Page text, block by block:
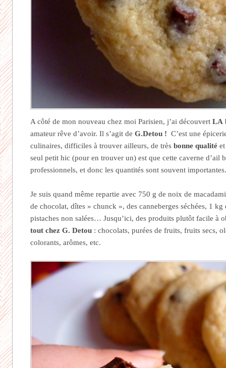
A côté de mon nouveau chez moi Parisien, j’ai découvertLA
amateur rêve d’avoir. Il s’agit deG.Detou ! C’est une
culinaires, difficiles à trouver ailleurs, de trèsbonne qualité
seul petit hic (pour en trouver un) est que cette caverne d’ail
professionnels, et donc les quantités sont souvent
Je suis quand même repartie avec 750 g de noix de
de chocolat, dîtes » chunck », des canneberges séchées, 1
pistaches non salées… Jusqu’ici, des produits plutôt facile à
tout chez G. Detou : chocolats, purées de fruits, fruits secs,
colorants, arômes, etc.